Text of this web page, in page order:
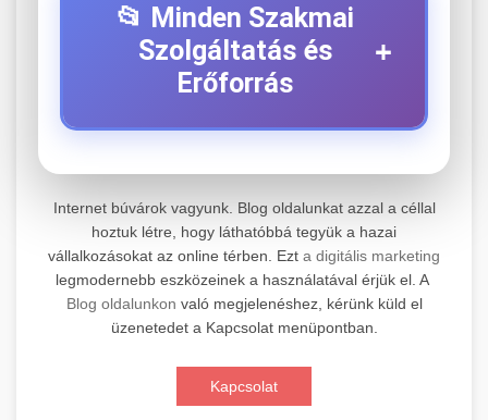
📂 Minden Szakmai
Szolgáltatás és
Erőforrás
+
+
Professzionális elektromos roller javítási és
karbantartási szolgáltatások. Szakértő
technikusaink minőségi szervízt nyújtanak
minden jelentős márkához és modellhez.
Szervizközpont Látogatása
📊 2. Online Marketing
Ügynökség
+
beleértve a SEO-t, közösségi média kezelést és
digitális hirdetéseket. Növekedés elérése
🛴 3. Legjobb Elektromos Roller
Internet búvárok vagyunk. Blog oldalunkat azzal a céllal
hoztuk létre, hogy láthatóbbá tegyük a hazai
vállalkozásokat az online térben. Ezt a digitális marketing
legmodernebb eszközeinek a használatával érjük el. A
Blog oldalunkon való megjelenéshez, kérünk küld el
üzenetedet a Kapcsolat menüpontban.
Kapcsolat